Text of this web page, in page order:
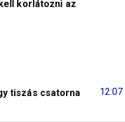
korlátozni az
12:07
tiszás csatorna